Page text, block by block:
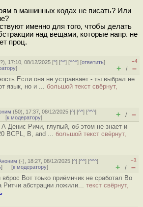
в машинных кодах не писать? Или
именно для того, чтобы делать
над вещами, которые напр. не
проц.
?), 17:10, 08/12/2025 [^] [^^] [^^^] [ответить]
]
–4
+ / –
Если она не устраивает - ты выбрал не
язык, но и ... большой текст свёрнут,
(50), 17:37, 08/12/2025 [^] [^^] [^^^]
[к модератору] + / –
Денис Ричи, глупый, об этом не знает и
BCPL, B, and ... большой текст свёрнут,
(-), 18:27, 08/12/2025 [^] [^^] [^^^]
] [к модератору]
–1
+ / –
Вот тоько приёмнчик не сработал Во
Ритчи абстрации ложили... текст свёрнут,